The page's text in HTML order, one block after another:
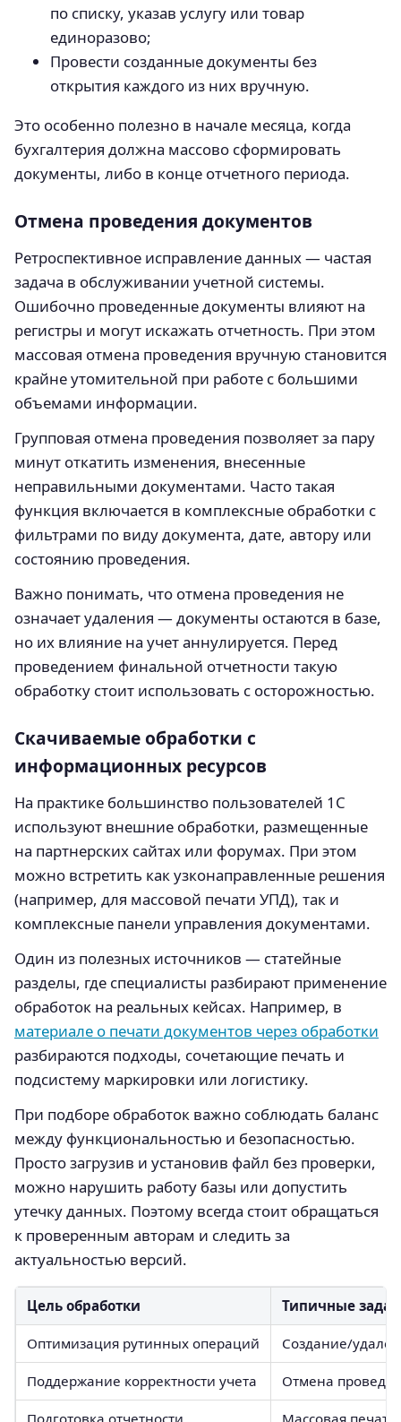
по списку, указав услугу или товар
единоразово;
Провести созданные документы без
открытия каждого из них вручную.
Это особенно полезно в начале месяца, когда
бухгалтерия должна массово сформировать
документы, либо в конце отчетного периода.
Отмена проведения документов
Ретроспективное исправление данных — частая
задача в обслуживании учетной системы.
Ошибочно проведенные документы влияют на
регистры и могут искажать отчетность. При этом
массовая отмена проведения вручную становится
крайне утомительной при работе с большими
объемами информации.
Групповая отмена проведения позволяет за пару
минут откатить изменения, внесенные
неправильными документами. Часто такая
функция включается в комплексные обработки с
фильтрами по виду документа, дате, автору или
состоянию проведения.
Важно понимать, что отмена проведения не
означает удаления — документы остаются в базе,
но их влияние на учет аннулируется. Перед
проведением финальной отчетности такую
обработку стоит использовать с осторожностью.
Скачиваемые обработки с
информационных ресурсов
На практике большинство пользователей 1С
используют внешние обработки, размещенные
на партнерских сайтах или форумах. При этом
можно встретить как узконаправленные решения
(например, для массовой печати УПД), так и
комплексные панели управления документами.
Один из полезных источников — статейные
разделы, где специалисты разбирают применение
обработок на реальных кейсах. Например, в
материале о печати документов через обработки
разбираются подходы, сочетающие печать и
подсистему маркировки или логистику.
При подборе обработок важно соблюдать баланс
между функциональностью и безопасностью.
Просто загрузив и установив файл без проверки,
можно нарушить работу базы или допустить
утечку данных. Поэтому всегда стоит обращаться
к проверенным авторам и следить за
актуальностью версий.
Цель обработки Типичные
Оптимизация рутинных операций Создание/
Поддержание корректности учета Отмена
Подготовка отчетности Массовая